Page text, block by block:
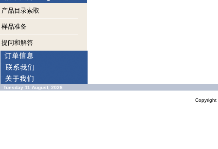
产品目录索取
样品准备
提问和解答
Tuesday 11 August, 2026